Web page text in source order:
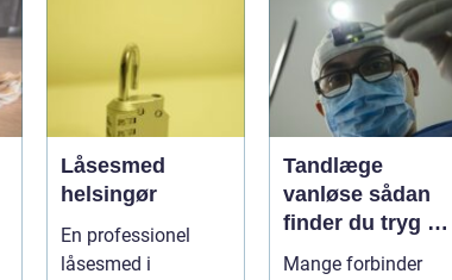
Låsesmed
helsingør
En professionel
låsesmed i
Tandlæge
vanløse sådan
finder du tryg og
professionel
Mange forbinder